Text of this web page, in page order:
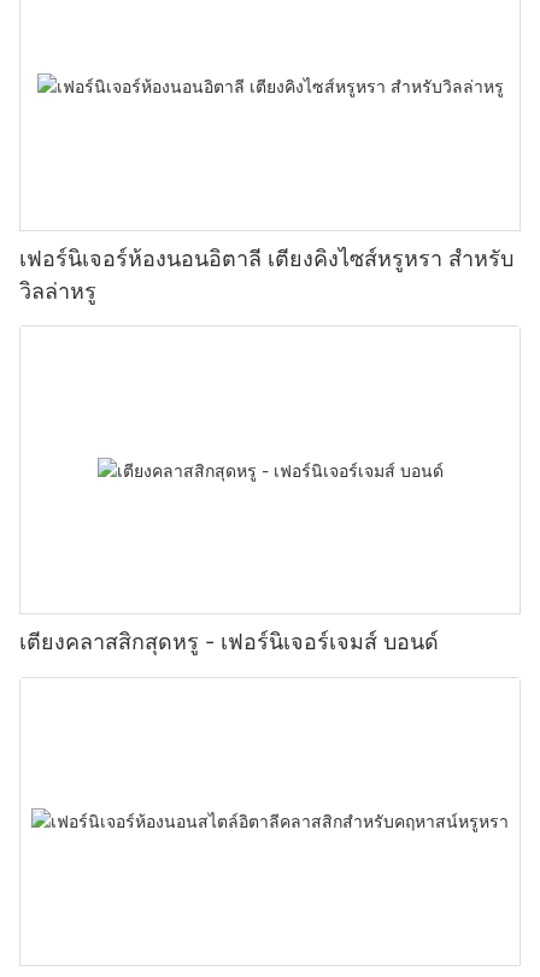
เฟอร์นิเจอร์ห้องนอนอิตาลี เตียงคิงไซส์หรูหรา สำหรับ
วิลล่าหรู
เตียงคลาสสิกสุดหรู - เฟอร์นิเจอร์เจมส์ บอนด์